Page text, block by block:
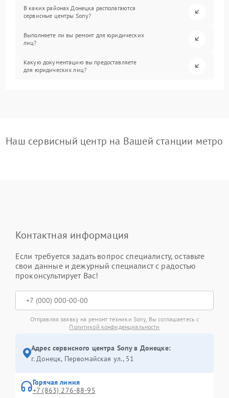
В каких районах Донецка располагаются
сервисные центры Sony?
Выполняете ли вы ремонт для юридических
лиц?
Какую документацию вы предоставляете
для юридических лиц?
Наш сервисный центр на Вашей станции метро
Контактная информация
Если требуется задать вопрос специалисту, оставьте
свои данные и дежурный специалист с радостью
проконсультирует Вас!
Отправляя заявку на ремонт техники Sony, Вы соглашаетесь с
Политикой конфиденциальности
Адрес сервисного центра Sony в Донецке:
г. Донецк, Первомайская ул., 51
Горячая линия
+7 (863) 276-88-95